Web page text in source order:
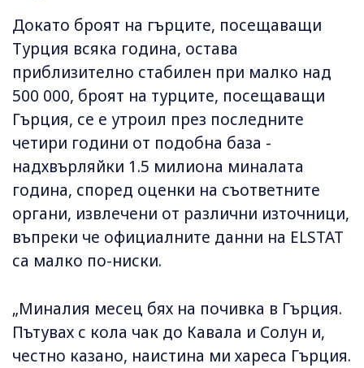
Докато броят на гърците, посещаващи
Турция всяка година, остава
приблизително стабилен при малко над
500 000, броят на турците, посещаващи
Гърция, се е утроил през последните
четири години от подобна база -
надхвърляйки 1.5 милиона миналата
година, според оценки на съответните
органи, извлечени от различни източници,
въпреки че официалните данни на ELSTAT
са малко по-ниски.
„Миналия месец бях на почивка в Гърция.
Пътувах с кола чак до Кавала и Солун и,
честно казано, наистина ми хареса Гърция.